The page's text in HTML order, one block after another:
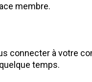
membre.
connecter à votre
temps.